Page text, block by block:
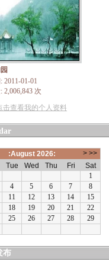
2011-01-01
2,006,843 次
击查看我的个人资料
布